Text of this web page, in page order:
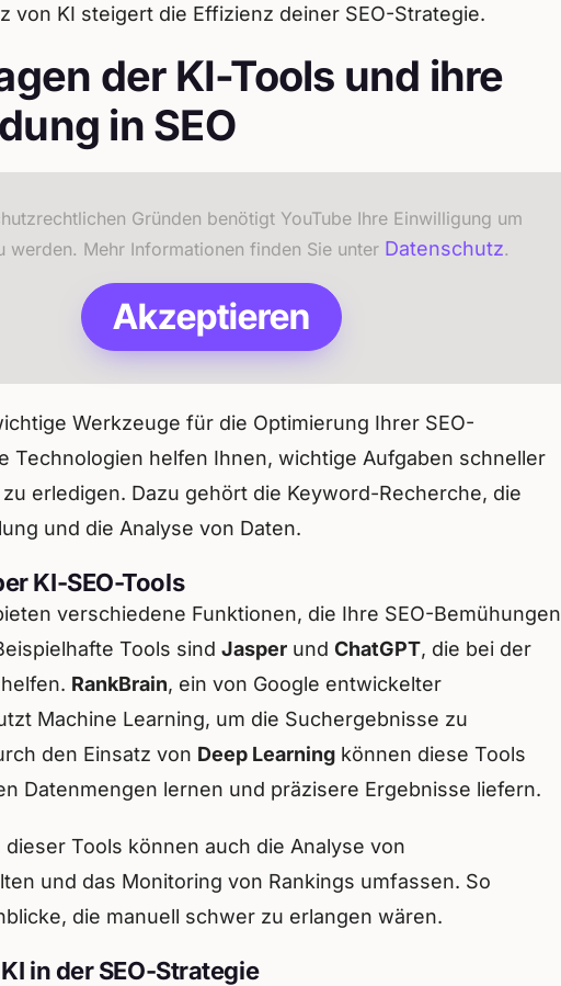
von KI steigert die Effizienz deiner SEO-Strategie.
der KI-Tools und ihre
in SEO
Gründen benötigt YouTube Ihre Einwilligung um
werden. Mehr Informationen finden Sie unter Datenschutz.
Akzeptieren
Werkzeuge für die Optimierung Ihrer SEO-
Technologien helfen Ihnen, wichtige Aufgaben schneller
erledigen. Dazu gehört die Keyword-Recherche, die
und die Analyse von Daten.
KI-SEO-Tools
verschiedene Funktionen, die Ihre SEO-Bemühungen
Tools sind Jasper und ChatGPT, die bei der
RankBrain, ein von Google entwickelter
Machine Learning, um die Suchergebnisse zu
den Einsatz von Deep Learning können diese Tools
Datenmengen lernen und präzisere Ergebnisse liefern.
dieser Tools können auch die Analyse von
und das Monitoring von Rankings umfassen. So
die manuell schwer zu erlangen wären.
in der SEO-Strategie